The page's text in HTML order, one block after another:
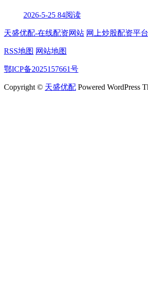
2026-5-25 84阅读
天盛优配-在线配资网站 网上炒股配资平台
RSS地图 网站地图
鄂ICP备2025157661号
Copyright © 天盛优配 Powered WordPress